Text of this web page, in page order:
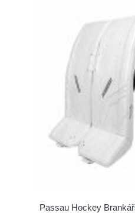
Passau Hockey